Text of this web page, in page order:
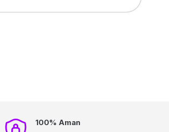
100% Aman